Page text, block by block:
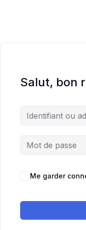
Salut, bon
Me garder